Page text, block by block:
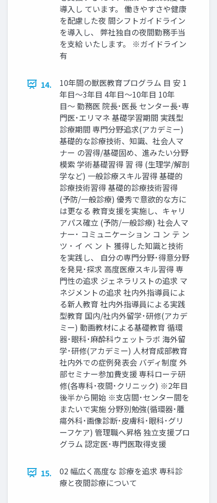
導入し ています。 働きやすさや健康
を配慮した夜 間シフトガイドライン
を導入し、 弊社独自の夜間勤務手当
を支給 いたします。 ※ガイドライン
有
14.
10年間の獣医教育プログラム 目 安 1
年目〜3年目 4年目〜10年目 10年
目〜 勤務医 院長･医長 センター長･専
門医･エリマネ 基礎学習期間 実践型
診療期間 専門分野追求(アカデミー)
基礎的な診療技術、知識、社会人マ
ナー の習得/基礎固め、進みたい分野
模索 学術基礎習得 習 得 (生理学/解剖
学など) 一般診療スキル習得 基礎的
診療技術習得 基礎的診療技術習得
(予防/一般診療) 優秀で意欲的な方に
は更なる 教育支援を実施し、キャリ
アパス確立 (予防/一般診療) 社会人マ
ナー･ コミュニケーション コ ン テ ン
ツ ･ イ ベ ン ト 獲得した知識と技術
を実践し、 自分の専門分野･得意分野
を発見･探求 高度医療スキル習得 専
門性の追求 ジェネラリストの追求 マ
ネジメントの追求 社内外指導員によ
る新人教育 社内外指導員による実践
型教育 国内/社内外留学･研修(アカデ
ミー) 動画教材による基礎教育 循環
器･眼科･麻酔科ウェットラボ 海外留
学･研修(アカデミー) 人材育成部教育
社内外での症例発表会 バディ制度 外
部セミナー参加費支援 専科ローテ研
修(各専科･夜間･クリニック) ※2年目
後半から開始 ※支店間･センター間を
またいで実施 分野別勉強(循環器･腫
瘍外科･画像診断･皮膚科･眼科･グリ
ーフケア) 管理職へ昇格 独立支援プロ
グラム 認定医･専門医取得支援
15.
02 幅広く高度な 診療を追求 専科診
療と夜間診療について